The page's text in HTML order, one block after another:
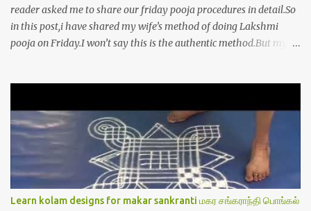
reader asked me to share our friday pooja procedures in detail.So
in this post,i have shared my wife’s method of doing Lakshmi
pooja on Friday.I won’t say this is the authentic method.But my
Lakshmi poojai with Thiruvilakku poojai
kolam,Hridayakamalam kolam and thiruvilakku pooja
stotram/slokas along with 108 potri in tamil. i.e Archanai slokam
in Tamil.I have tried my best to explain the pooja procedures.Hope
u will find it helpful.I have attached all the sloka pictures from our
book “ Jayamangala sthothram”. I have also typed the Shodasha
Learn kolam designs for makar sankranti மகர சங்கராந்தி பொங்கல்